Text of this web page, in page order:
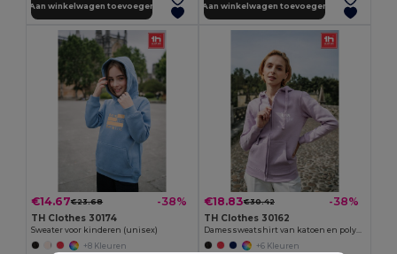
Aan winkelwagen toevoegen Aan winkelwagen toevoegen
€14.67€23.68 -38%
TH Clothes 30174
Sweater voor kinderen (unisex)
+8 Kleuren
€18.83€30.42 -38%
TH Clothes 30162
+6 Kleuren